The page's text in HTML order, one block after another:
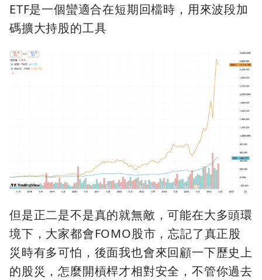
ETF是一個蠻適合在短期回檔時，用來波段加
碼擴大持股的工具
但是正二是不是真的就無敵，可能在大多頭環
境下，大家都會FOMO股市，忘記了真正股
災時有多可怕，後面我也會來回顧一下歷史上
的股災，怎麼開槓桿才相對安全，不管你過去